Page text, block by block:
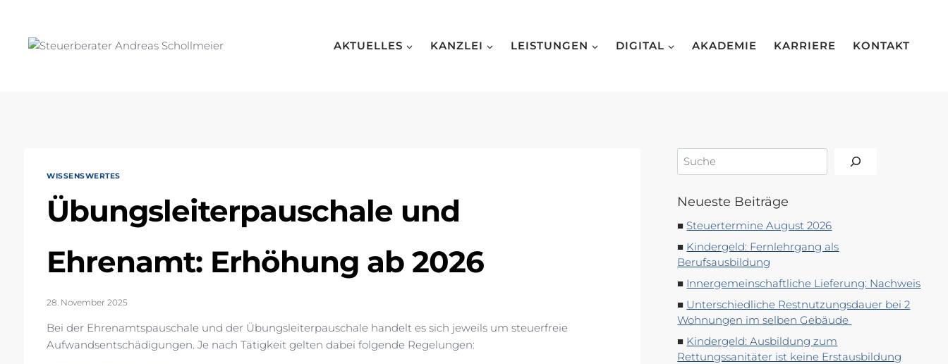
springen
AKTUELLES KANZLEI LEISTUNGEN DIGITAL AKADEMIE KARRIERE KONTAKT
WISSENSWERTES
Übungsleiterpauschale und
Ehrenamt: Erhöhung ab 2026
28. November 2025
Bei der Ehrenamtspauschale und der Übungsleiterpauschale handelt es sich jeweils um steuerfreie
Aufwandsentschädigungen. Je nach Tätigkeit gelten dabei folgende Regelungen:
Suchen
Neueste Beiträge
Steuertermine August 2026
Kindergeld: Fernlehrgang als
Berufsausbildung
Innergemeinschaftliche Lieferung: Nachweis
Unterschiedliche Restnutzungsdauer bei 2
Wohnungen im selben Gebäude
Kindergeld: Ausbildung zum
Rettungssanitäter ist keine Erstausbildung